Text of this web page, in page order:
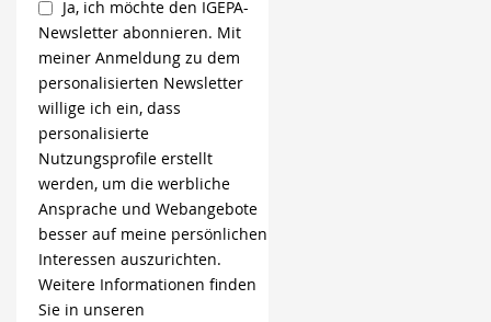
Ja, ich möchte den IGEPA-
Newsletter abonnieren. Mit
meiner Anmeldung zu dem
personalisierten Newsletter
willige ich ein, dass
personalisierte
Nutzungsprofile erstellt
werden, um die werbliche
Ansprache und Webangebote
besser auf meine persönlichen
Interessen auszurichten.
Weitere Informationen finden
Sie in unseren